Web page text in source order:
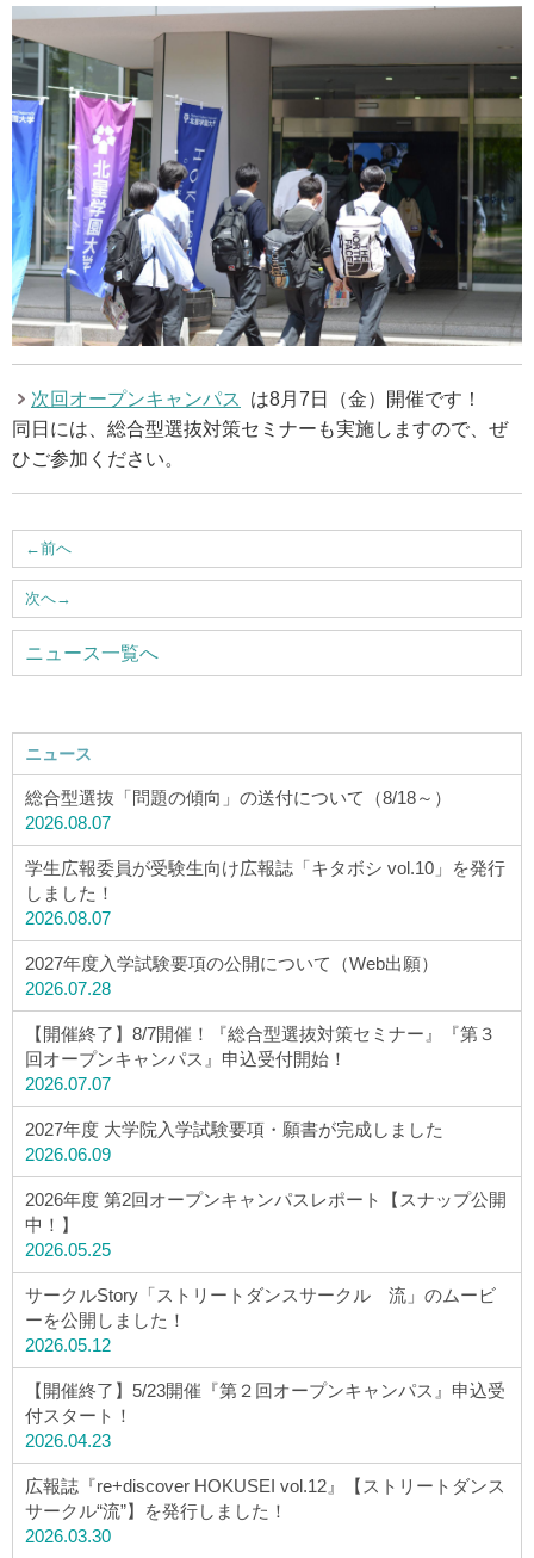
学費・奨学金
大学公式サイト
〒004-8631 北海道札幌市厚別区大谷地西2-3-1
Tel：011-891-2731（代表）
サイトマップ
© Copyright2026 Hokusei Gakuen University.
All rights reserved.
次回オープンキャンパス
は8月7日（金）開催です！
同日には、総合型選抜対策セミナーも実施しますので、ぜ
ひご参加ください。
←前へ
次へ→
ニュース一覧へ
ニュース
総合型選抜「問題の傾向」の送付について（8/18～）
2026.08.07
学生広報委員が受験生向け広報誌「キタボシ vol.10」を発行
しました！
2026.08.07
2027年度入学試験要項の公開について（Web出願）
2026.07.28
【開催終了】8/7開催！『総合型選抜対策セミナー』『第３
回オープンキャンパス』申込受付開始！
2026.07.07
2027年度 大学院入学試験要項・願書が完成しました
2026.06.09
2026年度 第2回オープンキャンパスレポート【スナップ公開
中！】
2026.05.25
サークルStory「ストリートダンスサークル 流」のムービ
ーを公開しました！
2026.05.12
【開催終了】5/23開催『第２回オープンキャンパス』申込受
付スタート！
2026.04.23
広報誌『re+discover HOKUSEI vol.12』【ストリートダンス
サークル“流”】を発行しました！
2026.03.30